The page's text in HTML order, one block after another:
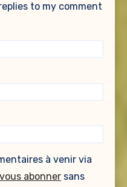
to my comment
à venir via
vous abonner sans